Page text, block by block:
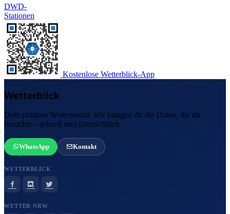
DWD-
Stationen
Kostenlose Wetterblick-App
Wetterblick
Dein präzises Wetterportal. Wir bringen dir die Daten, die du
brauchst – schnell und übersichtlich.
WhatsApp Kontakt
WETTERBLICK
WETTER NRW